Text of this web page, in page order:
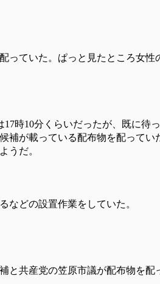
っていた。ぱっと見たところ女
時10分くらいだったが、既に待
補が載っている配布物を配ってい
うだ。
などの設置作業をしていた。
共産党の笠原市議が配布物を配